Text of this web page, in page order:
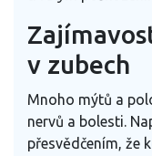
v zubech
Mnoho mýtů a
nervů a bolesti.
přesvědčením, že